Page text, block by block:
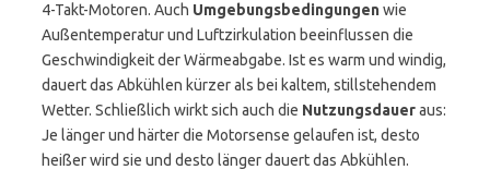
4-Takt-Motoren. Auch Umgebungsbedingungenwie
Außentemperatur und Luftzirkulation beeinflussen die
Geschwindigkeit der Wärmeabgabe. Ist es warm und windig,
dauert das Abkühlen kürzer als bei kaltem, stillstehendem
Wetter. Schließlich wirkt sich auch die Nutzungsdaueraus:
Je länger und härter die Motorsense gelaufen ist, desto
heißer wird sie und desto länger dauert das Abkühlen.